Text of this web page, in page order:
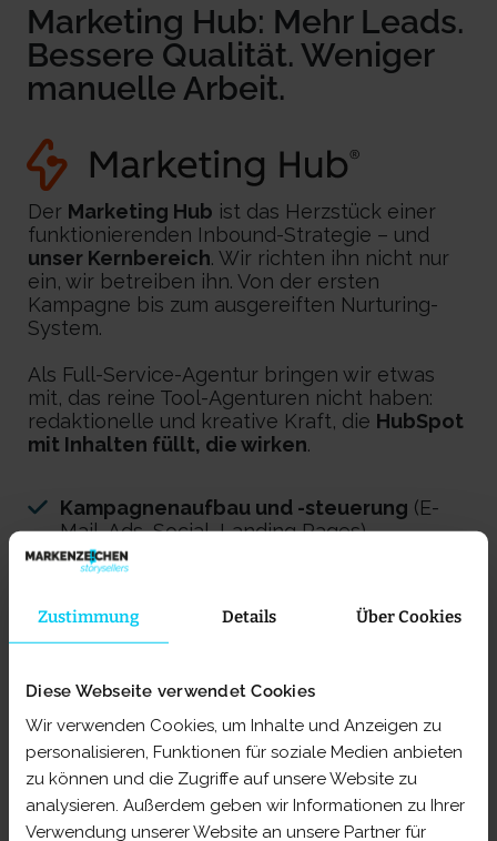
Zustimmung Details Über Cookies
Diese Webseite verwendet Cookies
Wir verwenden Cookies, um Inhalte und Anzeigen zu
personalisieren, Funktionen für soziale Medien anbieten
zu können und die Zugriffe auf unsere Website zu
analysieren. Außerdem geben wir Informationen zu Ihrer
Verwendung unserer Website an unsere Partner für
Marketing Hub: Mehr Leads.
Bessere Qualität. Weniger
manuelle Arbeit.
Der Marketing Hub ist das Herzstück einer
funktionierenden Inbound-Strategie – und
unser Kernbereich. Wir richten ihn nicht nur
ein, wir betreiben ihn. Von der ersten
Kampagne bis zum ausgereiften Nurturing-
System.
Als Full-Service-Agentur bringen wir etwas
mit, das reine Tool-Agenturen nicht haben:
redaktionelle und kreative Kraft, die HubSpot
mit Inhalten füllt, die wirken.
Kampagnenaufbau und -steuerung (E-
Mail, Ads, Social, Landing Pages)
Lifecycle-Segmentierung
qualifizieren
LaufendesReporting, Testing und
Optimierung